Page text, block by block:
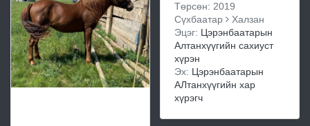
Төрсөн: 2019
Сүхбаатар
Халзан
Эцэг: Цэрэнбаатарын
Алтанхүүгийн сахиуст
хүрэн
Эх: Цэрэнбаатарын
АЛтанхүүгийн хар
хүрэгч